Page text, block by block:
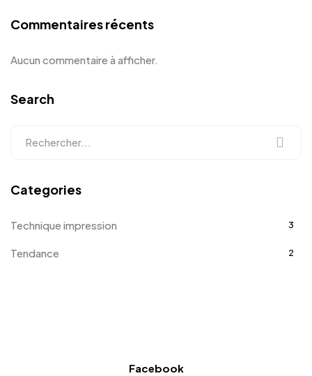
Commentaires récents
Aucun commentaire à afficher.
Search
Categories
Technique impression 3
Tendance 2
Facebook